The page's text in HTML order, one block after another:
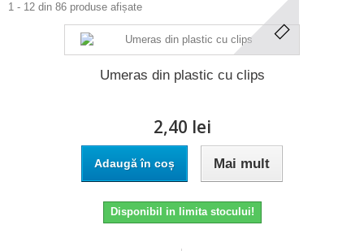
1 - 12 din 86 produse afișate
Umeras din plastic cu clips
2,40 lei
Adaugă în coș Mai mult
Disponibil in limita stocului!